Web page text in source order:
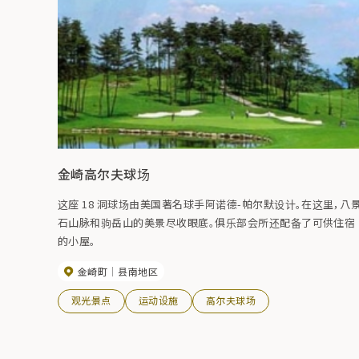
金崎高尔夫球场
这座 18 洞球场由美国著名球手阿诺德-帕尔默设计。在这里，八
石山脉和驹岳山的美景尽收眼底。俱乐部会所还配备了可供住宿
的小屋。
金崎町 县南地区
观光景点 运动设施 高尔夫球场